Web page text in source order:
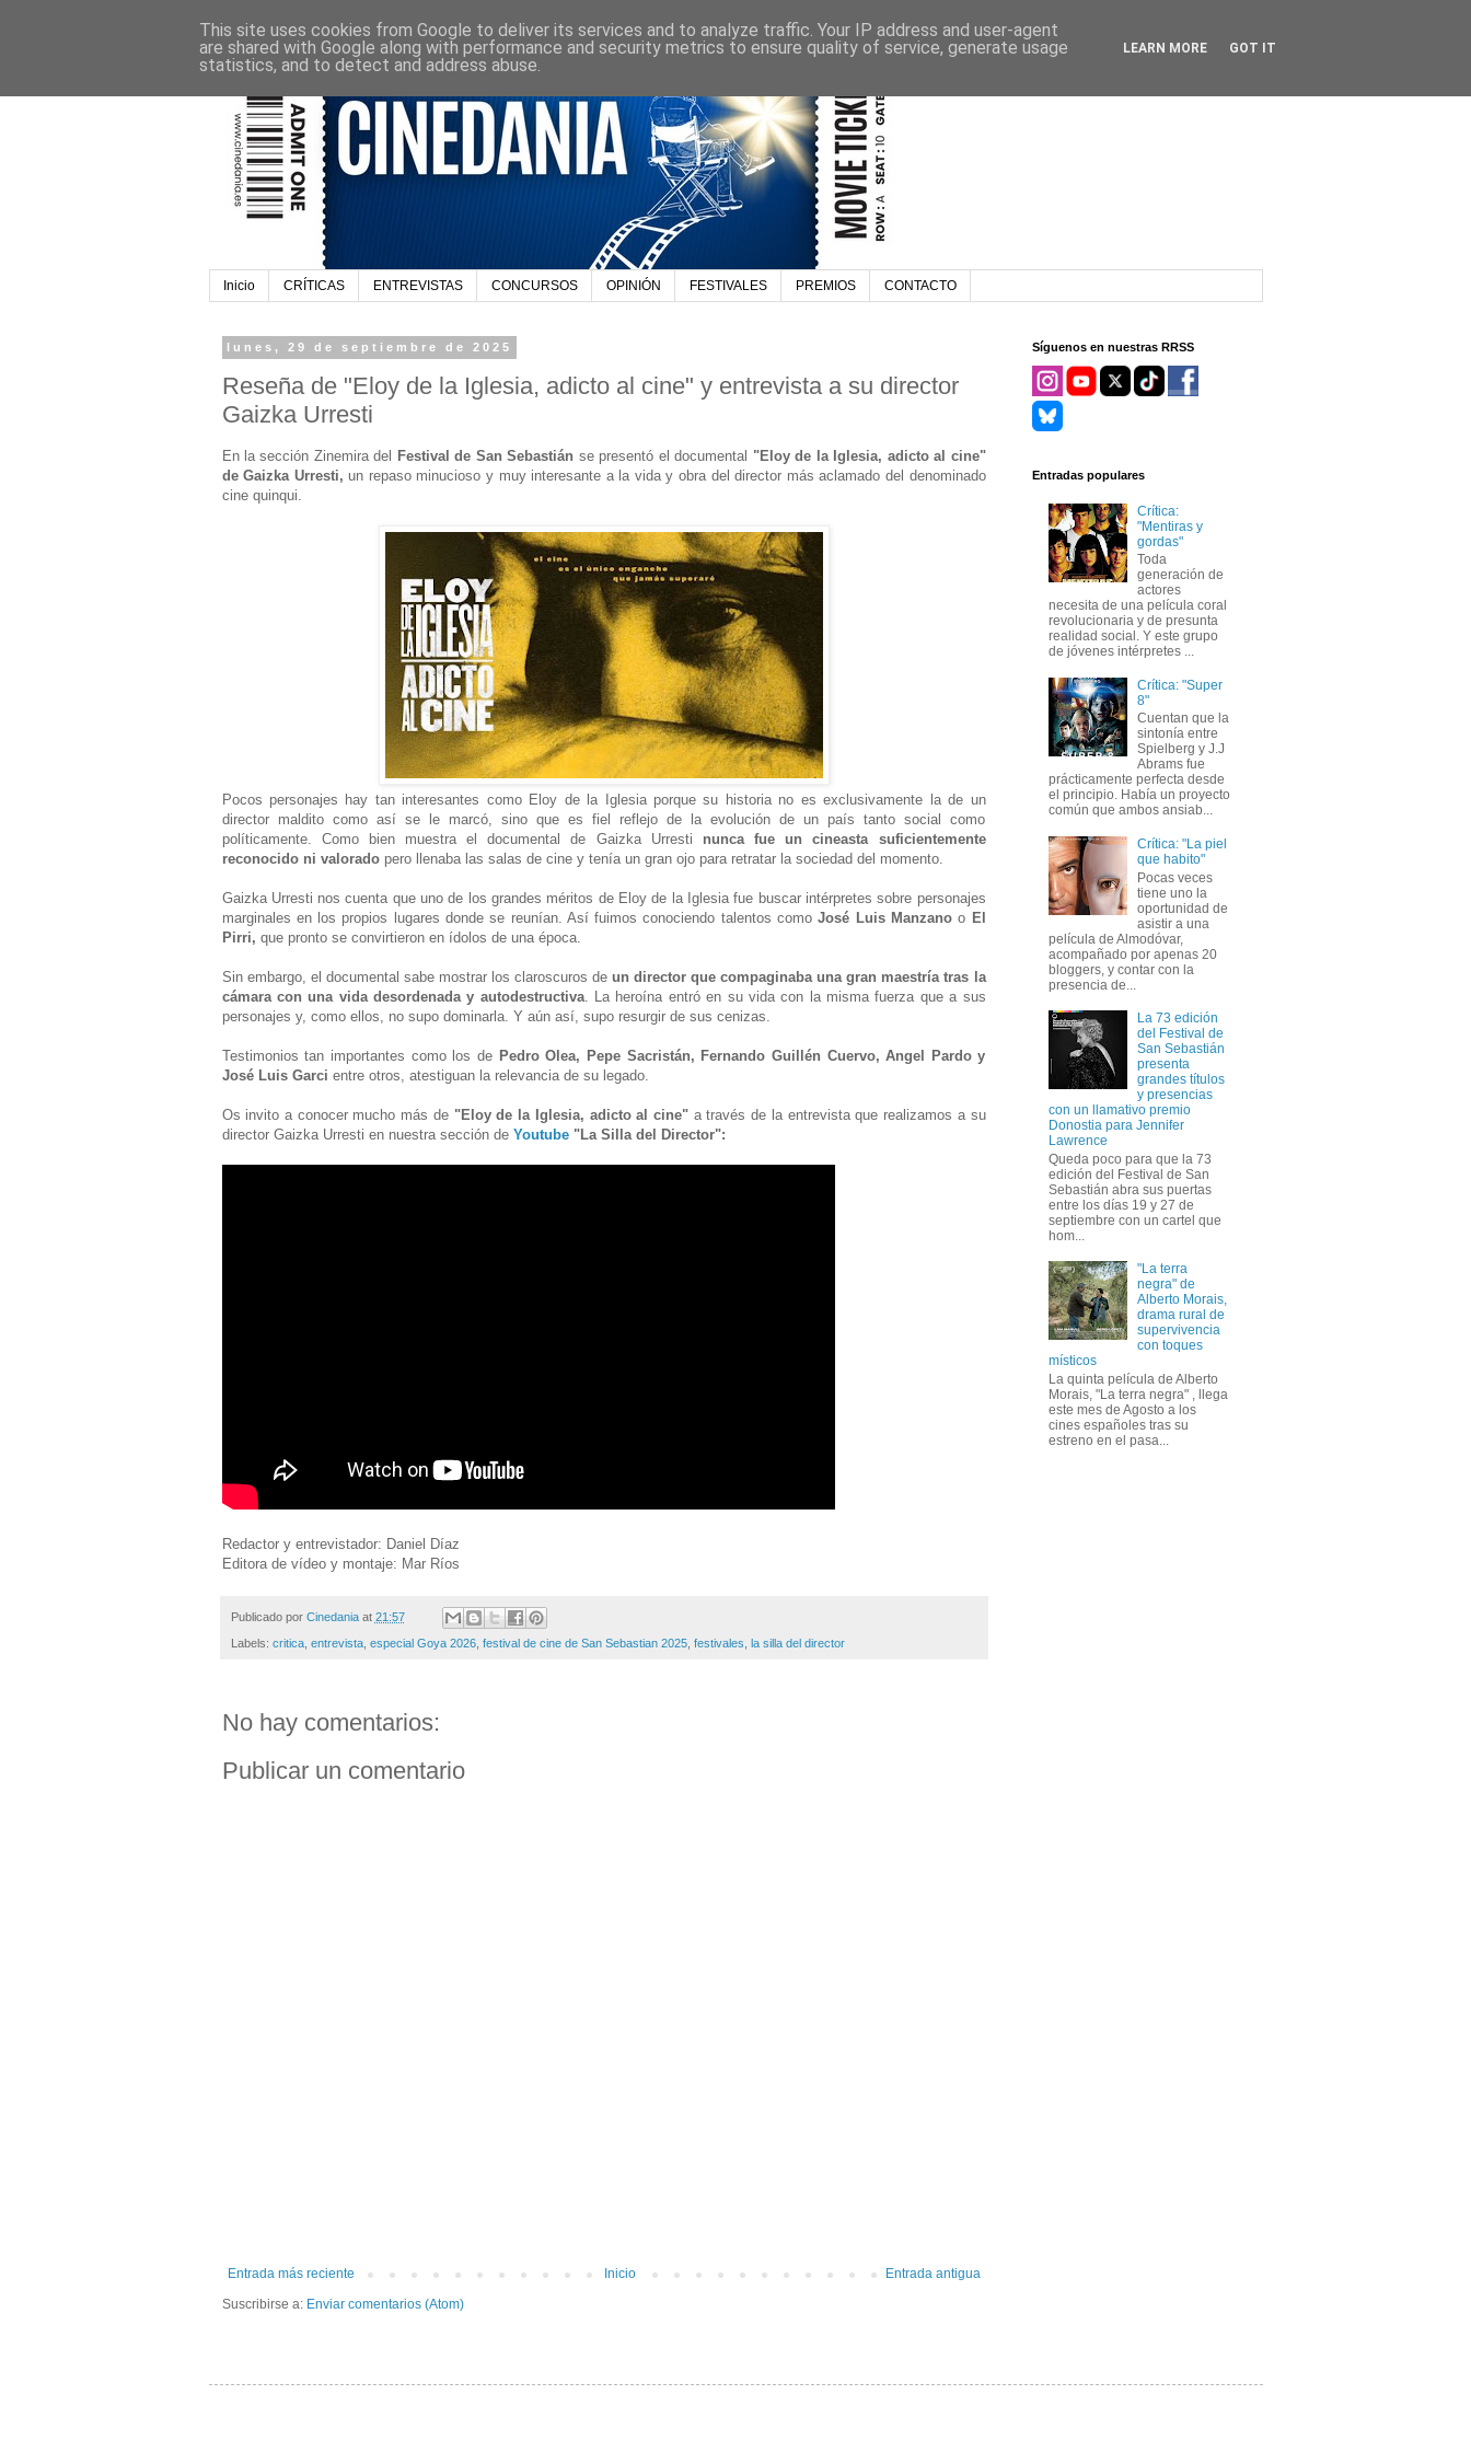
Inicio CRÍTICAS ENTREVISTAS CONCURSOS OPINIÓN FESTIVALES PREMIOS CONTACTO
lunes, 29 de septiembre de 2025
Reseña de "Eloy de la Iglesia, adicto al cine" y entrevista a su director
Gaizka Urresti
En la sección Zinemira del Festival de San Sebastián se presentó el documental "Eloy de la Iglesia, adicto al cine"
de Gaizka Urresti, un repaso minucioso y muy interesante a la vida y obra del director más aclamado del denominado
cine quinqui.
Pocos personajes hay tan interesantes como Eloy de la Iglesia porque su historia no es exclusivamente la de un
director maldito como así se le marcó, sino que es fiel reflejo de la evolución de un país tanto social como
políticamente. Como bien muestra el documental de Gaizka Urresti nunca fue un cineasta suficientemente
reconocido ni valoradopero llenaba las salas de cine y tenía un gran ojo para retratar la sociedad del momento.
Gaizka Urresti nos cuenta que uno de los grandes méritos de Eloy de la Iglesia fue buscar intérpretes sobre personajes
marginales en los propios lugares donde se reunían. Así fuimos conociendo talentos comoJosé Luis Manzanoo El
Pirri, que pronto se convirtieron en ídolos de una época.
Sin embargo, el documental sabe mostrar los claroscuros deun director que compaginaba una gran maestría tras la
cámara con una vida desordenada y autodestructiva. La heroína entró en su vida con la misma fuerza que a sus
personajes y, como ellos, no supo dominarla. Y aún así, supo resurgir de sus cenizas.
Testimonios tan importantes como los de Pedro Olea, Pepe Sacristán, Fernando Guillén Cuervo, Angel Pardo y
José Luis Garci entre otros, atestiguan la relevancia de su legado.
Os invito a conocer mucho más de "Eloy de la Iglesia, adicto al cine"a través de la entrevista que realizamos a su
director Gaizka Urresti en nuestra sección de Youtube "La Silla del Director":
Redactor y entrevistador: Daniel Díaz
Editora de vídeo y montaje: Mar Ríos
Publicado por Cinedania at 21:57
Labels: critica, entrevista, especial Goya 2026, festival de cine de San Sebastian 2025, festivales, la silla del director
No hay comentarios:
Publicar un comentario
Entrada más reciente Entrada antigua
Inicio
Suscribirse a: Enviar comentarios (Atom)
Síguenos en nuestras RRSS
Entradas populares
Crítica:
"Mentiras y
gordas"
Toda
generación de
actores
necesita de una película coral
revolucionaria y de presunta
realidad social. Y este grupo
de jóvenes intérpretes ...
Crítica: "Super
8"
Cuentan que la
sintonía entre
Spielberg y J.J
Abrams fue
prácticamente perfecta desde
el principio. Había un proyecto
común que ambos ansiab...
Crítica: "La piel
que habito"
Pocas veces
tiene uno la
oportunidad de
asistir a una
película de Almodóvar,
acompañado por apenas 20
bloggers, y contar con la
presencia de...
La 73 edición
del Festival de
San Sebastián
presenta
grandes títulos
y presencias
con un llamativo premio
Donostia para Jennifer
Lawrence
Queda poco para que la 73
edición del Festival de San
Sebastián abra sus puertas
entre los días 19 y 27 de
septiembre con un cartel que
hom...
"La terra
negra" de
Alberto Morais,
drama rural de
supervivencia
con toques
místicos
La quinta película de Alberto
Morais, "La terra negra" , llega
este mes de Agosto a los
cines españoles tras su
estreno en el pasa...
This site uses cookies from Google to deliver its services and to analyze traffic. Your IP address and user-agent
are shared with Google along with performance and security metrics to ensure quality of service, generate usage
statistics, and to detect and address abuse.
LEARN MORE GOT IT